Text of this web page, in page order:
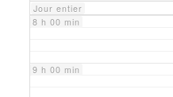
Jour entier
8 h 00 min
9 h 00 min